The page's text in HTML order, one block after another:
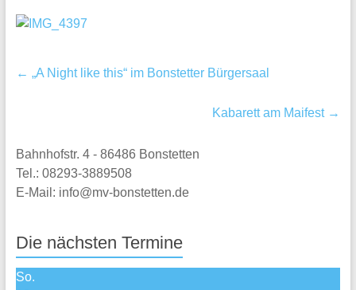
← „A Night like this“ im Bonstetter Bürgersaal
Kabarett am Maifest →
Bahnhofstr. 4 - 86486 Bonstetten
Tel.: 08293-3889508
E-Mail: info@mv-bonstetten.de
Die nächsten Termine
So.